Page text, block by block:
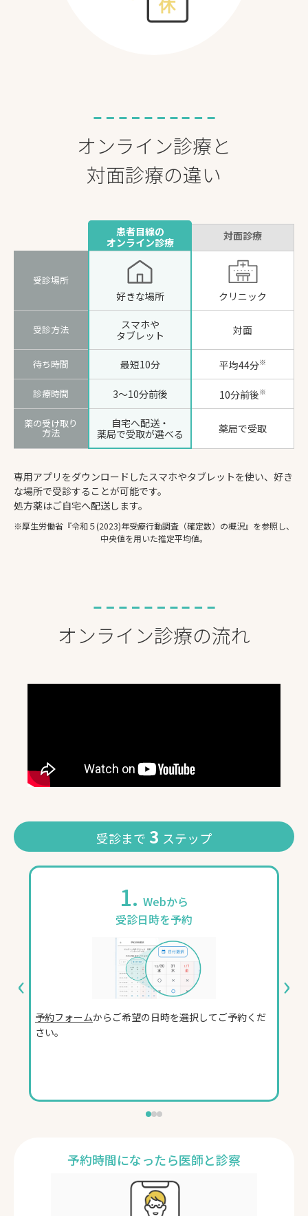
オンライン診療と
対面診療の違い
患者目線の
オンライン診療
対面診療
受診場所
好きな場所 クリニック
受診方法
スマホや
タブレット
対面
待ち時間 最短10分 平均44分※
診療時間 3〜10分前後 10分前後※
薬の受け取り
方法
自宅へ配送・
薬局で受取が選べる
薬局で受取
専用アプリをダウンロードしたスマホやタブレットを使い、好き
な場所で受診することが可能です。
処方薬はご自宅へ配送します。
※厚生労働省『令和５(2023)年受療行動調査（確定数）の概況』を参照し、
中央値を用いた推定平均値。
オンライン診療の流れ
受診まで 3 ステップ
‹
1. Webから
受診日時を予約
予約フォームからご希望の日時を選択してご予約くだ
さい。
›
予約時間になったら医師と診察